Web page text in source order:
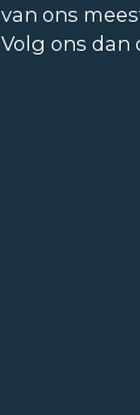
van ons
Volg ons dan